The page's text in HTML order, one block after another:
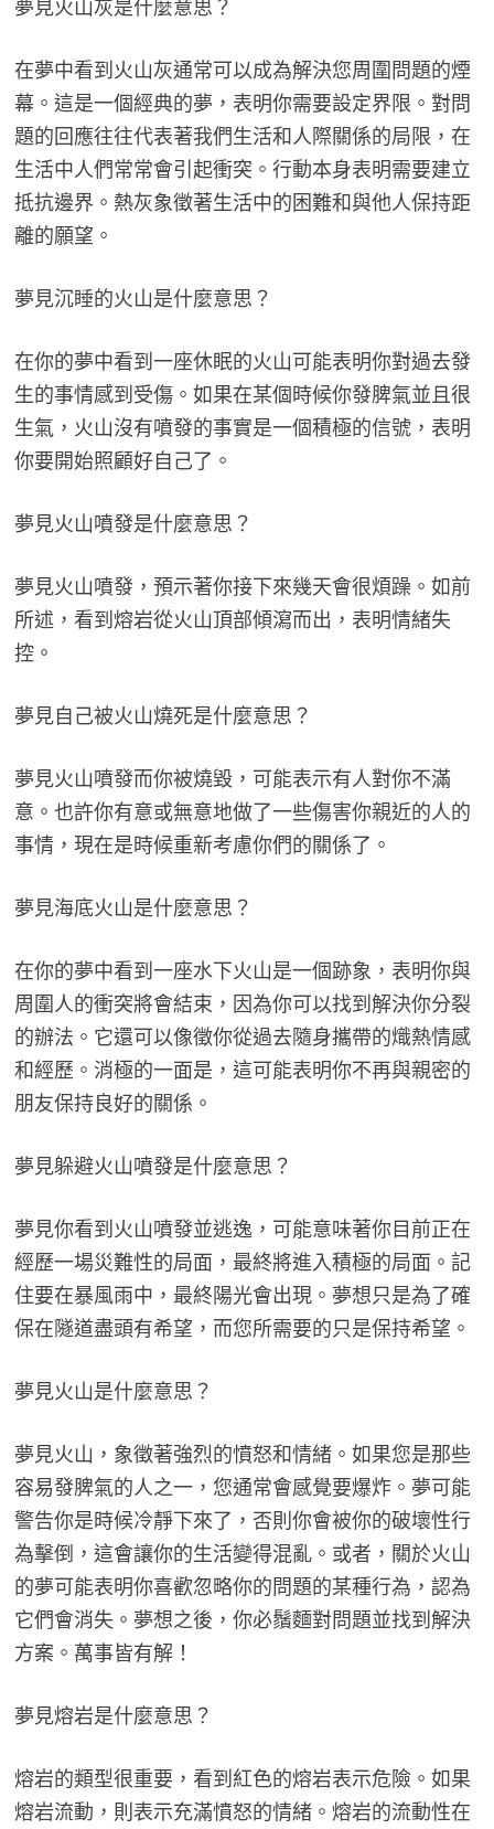
夢見火山灰是什麼意思？
在夢中看到火山灰通常可以成為解決您周圍問題的煙
幕。這是一個經典的夢，表明你需要設定界限。對問
題的回應往往代表著我們生活和人際關係的局限，在
生活中人們常常會引起衝突。行動本身表明需要建立
抵抗邊界。熱灰象徵著生活中的困難和與他人保持距
離的願望。
夢見沉睡的火山是什麼意思？
在你的夢中看到一座休眠的火山可能表明你對過去發
生的事情感到受傷。如果在某個時候你發脾氣並且很
生氣，火山沒有噴發的事實是一個積極的信號，表明
你要開始照顧好自己了。
夢見火山噴發是什麼意思？
夢見火山噴發，預示著你接下來幾天會很煩躁。如前
所述，看到熔岩從火山頂部傾瀉而出，表明情緒失
控。
夢見自己被火山燒死是什麼意思？
夢見火山噴發而你被燒毀，可能表示有人對你不滿
意。也許你有意或無意地做了一些傷害你親近的人的
事情，現在是時候重新考慮你們的關係了。
夢見海底火山是什麼意思？
在你的夢中看到一座水下火山是一個跡象，表明你與
周圍人的衝突將會結束，因為你可以找到解決你分裂
的辦法。它還可以像徵你從過去隨身攜帶的熾熱情感
和經歷。消極的一面是，這可能表明你不再與親密的
朋友保持良好的關係。
夢見躲避火山噴發是什麼意思？
夢見你看到火山噴發並逃逸，可能意味著你目前正在
經歷一場災難性的局面，最終將進入積極的局面。記
住要在暴風雨中，最終陽光會出現。夢想只是為了確
保在隧道盡頭有希望，而您所需要的只是保持希望。
夢見火山是什麼意思？
夢見火山，象徵著強烈的憤怒和情緒。如果您是那些
容易發脾氣的人之一，您通常會感覺要爆炸。夢可能
警告你是時候冷靜下來了，否則你會被你的破壞性行
為擊倒，這會讓你的生活變得混亂。或者，關於火山
的夢可能表明你喜歡忽略你的問題的某種行為，認為
它們會消失。夢想之後，你必鬚麵對問題並找到解決
方案。萬事皆有解！
夢見熔岩是什麼意思？
熔岩的類型很重要，看到紅色的熔岩表示危險。如果
熔岩流動，則表示充滿憤怒的情緒。熔岩的流動性在